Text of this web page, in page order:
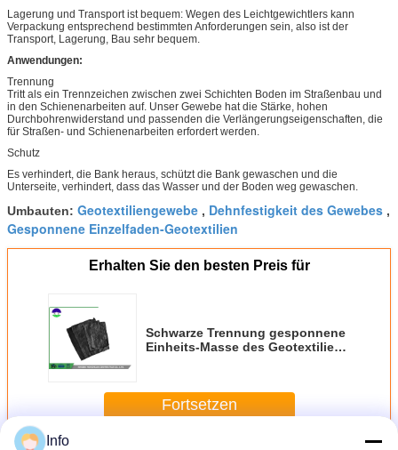
Lagerung und Transport ist bequem: Wegen des Leichtgewichtlers kann
Verpackung entsprechend bestimmten Anforderungen sein, also ist der
Transport, Lagerung, Bau sehr bequem.
Anwendungen:
Trennung
Tritt als ein Trennzeichen zwischen zwei Schichten Boden im Straßenbau und
in den Schienenarbeiten auf. Unser Gewebe hat die Stärke, hohen
Durchbohrenwiderstand und passenden die Verlängerungseigenschaften, die
für Straßen- und Schienenarbeiten erfordert werden.
Schutz
Es verhindert, die Bank heraus, schützt die Bank gewaschen und die
Unterseite, verhindert, dass das Wasser und der Boden weg gewaschen.
Umbauten: Geotextiliengewebe , Dehnfestigkeit des Gewebes ,
Gesponnene Einzelfaden-Geotextilien
Erhalten Sie den besten Preis für
Schwarze Trennung gesponnene
Einheits-Masse des Geotextilien-
Fortsetzen
Info